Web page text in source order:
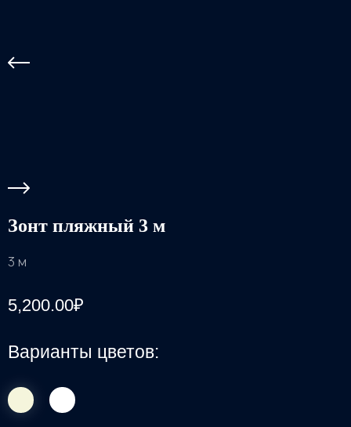
Зонт пляжный 3 м
3 м
5,200.00₽
Варианты цветов: